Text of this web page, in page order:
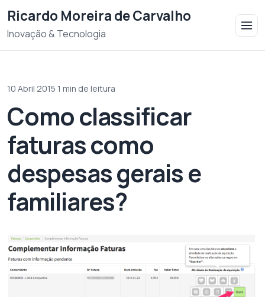
Ricardo Moreira de Carvalho
Inovação & Tecnologia
10 Abril 2015 1 min de leitura
Como classificar
faturas como
despesas gerais e
familiares?